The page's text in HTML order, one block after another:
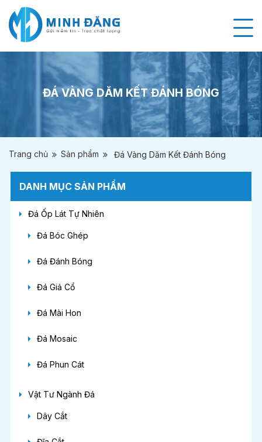
ĐÁ VÀNG DĂM KẾT ĐÁNH BÓNG
Trang chủ Sản phẩm Đá Vàng Dăm Kết Đánh Bóng
DANH MỤC SẢN PHẨM
Đá Ốp Lát Tự Nhiên
Đá Bóc Ghép
Đá Đánh Bóng
Đá Giả Cổ
Đá Mài Hon
Đá Mosaic
Đá Phun Cát
Vật Tư Ngành Đá
Dây Cắt